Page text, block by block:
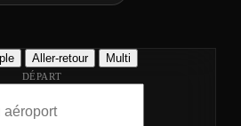
Aller-retour Multi
DÉPART